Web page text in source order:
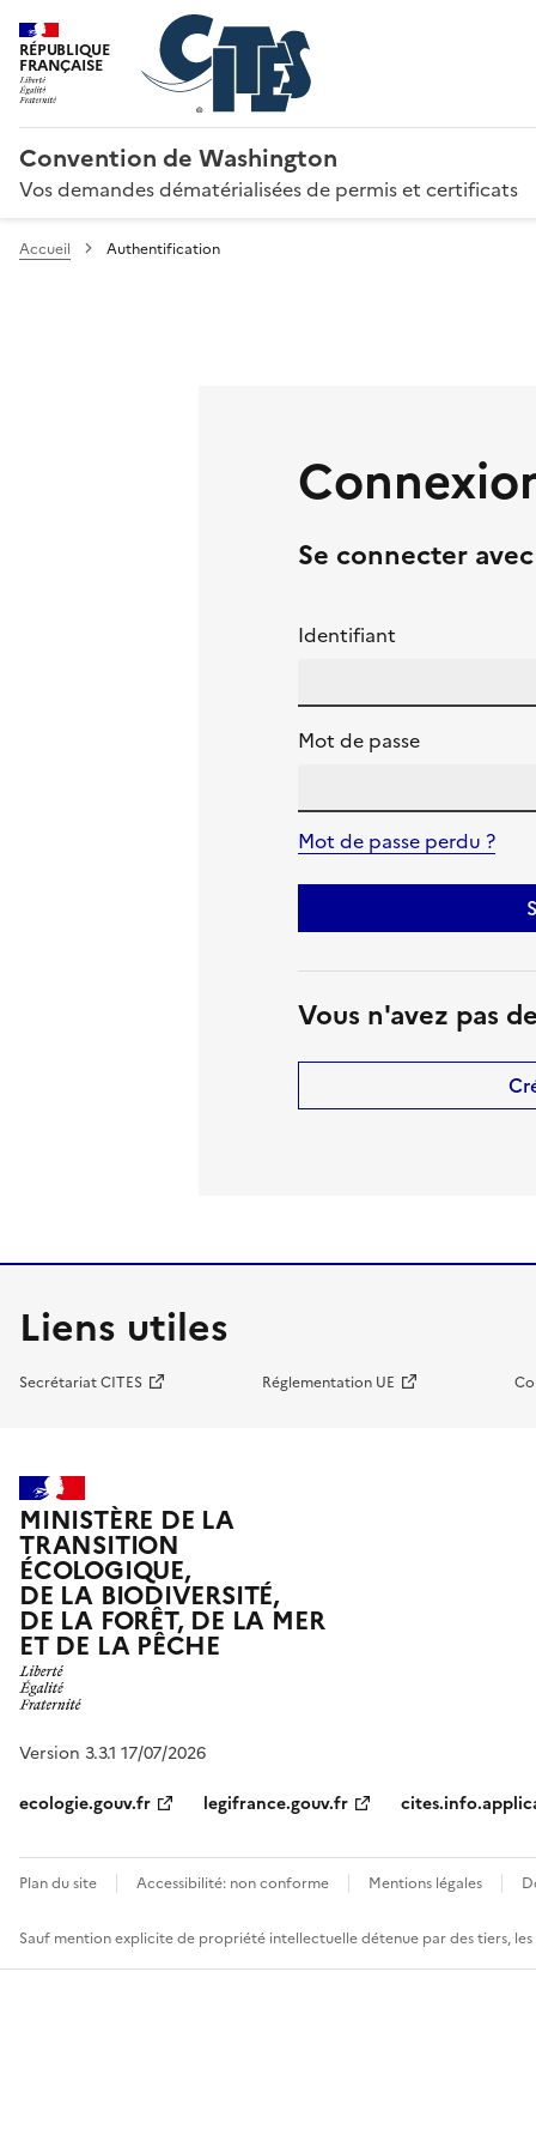
RÉPUBLIQUE
FRANÇAISE
Convention de Washington
Vos demandes dématérialisées de permis et certificats
Accueil Authentification
Se connecter
Identifiant
Mot de passe
Mot de passe perdu ?
Vous n'avez pas
Liens utiles
Secrétariat CITES Réglementation UE
MINISTÈRE DE LA
TRANSITION
ÉCOLOGIQUE,
DE LA BIODIVERSITÉ,
DE LA FORÊT, DE LA MER
ET DE LA PÊCHE
Version 3.3.1 17/07/2026
ecologie.gouv.fr
legifrance.gouv.fr
Plan du site Accessibilité: non conforme Mentions légales
Sauf mention explicite de propriété intellectuelle détenue par des tiers,